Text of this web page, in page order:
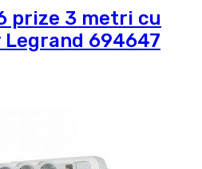
prize 3 metri cu
694647